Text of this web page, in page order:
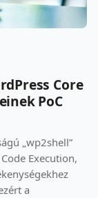
Core
PoC
„wp2shell”
Execution,
a